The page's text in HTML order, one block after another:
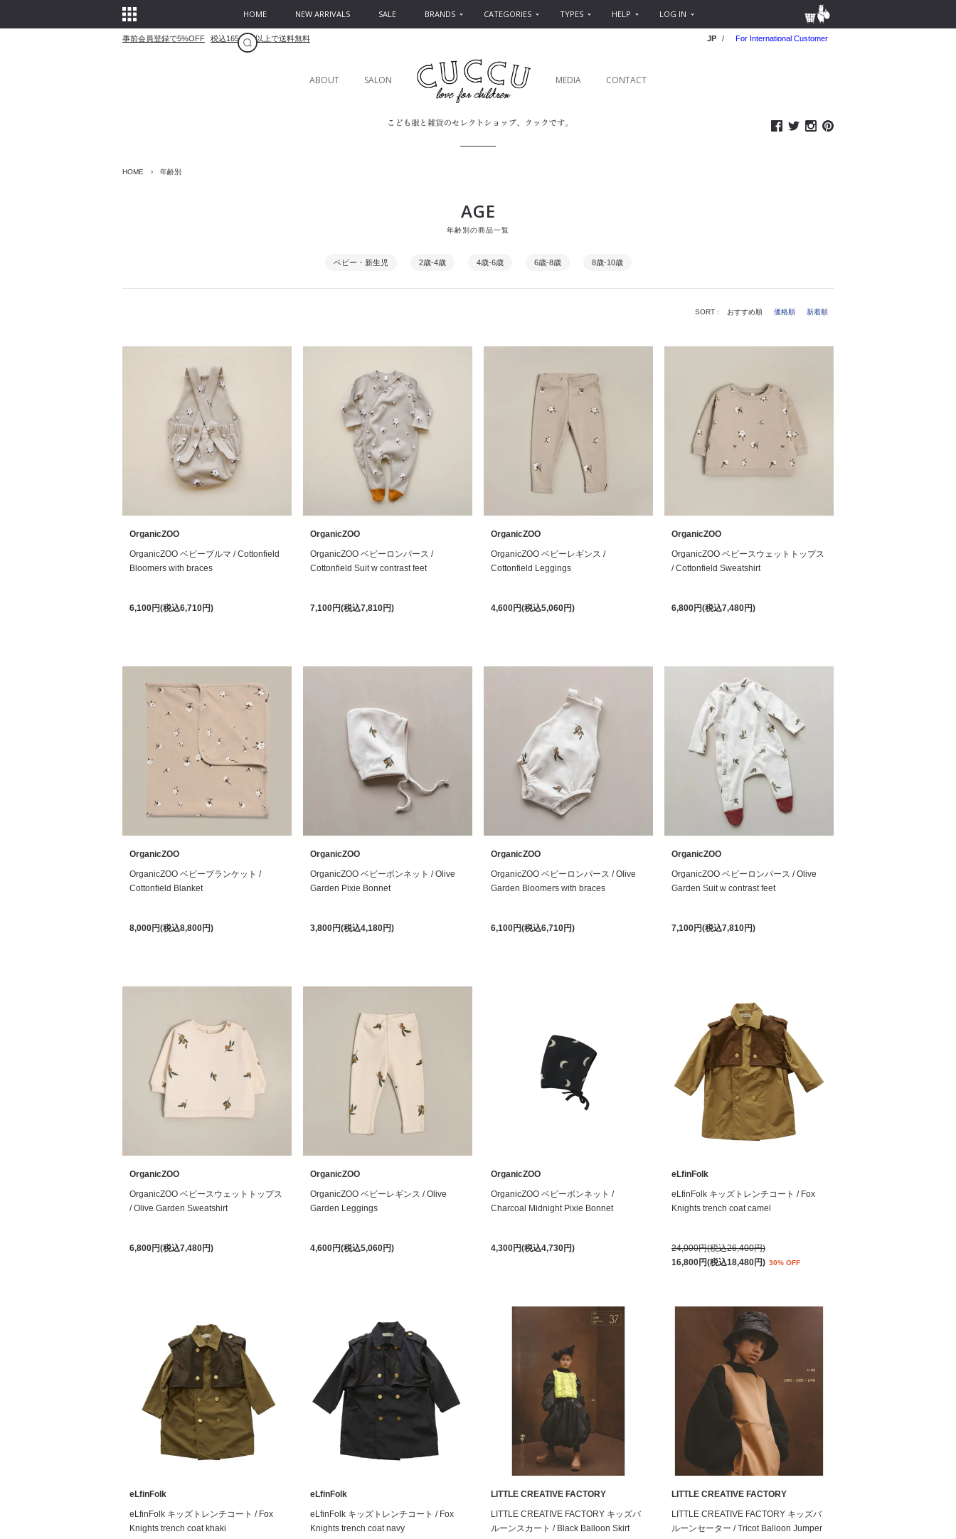
HOME NEW ARRIVALS SALE BRANDS CATEGORIES TYPES HELP LOG IN
事前会員登録で5%OFF 税込16500円以上で送料無料 JP / For International Customer
ABOUT SALON MEDIA CONTACT
HOME › 年齢別
AGE
年齢別の商品一覧
ベビー・新生児 2歳-4歳 4歳-6歳 6歳-8歳 8歳-10歳
SORT : おすすめ順 価格順 新着順
OrganicZOO
OrganicZOO ベビーブルマ / Cottonfield
Bloomers with braces
6,100円(税込6,710円)
OrganicZOO
OrganicZOO ベビーロンパース /
Cottonfield Suit w contrast feet
7,100円(税込7,810円)
OrganicZOO
OrganicZOO ベビーレギンス /
Cottonfield Leggings
4,600円(税込5,060円)
OrganicZOO
OrganicZOO ベビースウェットトップス
/ Cottonfield Sweatshirt
6,800円(税込7,480円)
OrganicZOO
OrganicZOO ベビーブランケット /
Cottonfield Blanket
8,000円(税込8,800円)
OrganicZOO
OrganicZOO ベビーボンネット / Olive
Garden Pixie Bonnet
3,800円(税込4,180円)
OrganicZOO
OrganicZOO ベビーロンパース / Olive
Garden Bloomers with braces
6,100円(税込6,710円)
OrganicZOO
OrganicZOO ベビーロンパース / Olive
Garden Suit w contrast feet
7,100円(税込7,810円)
OrganicZOO
OrganicZOO ベビースウェットトップス
/ Olive Garden Sweatshirt
6,800円(税込7,480円)
OrganicZOO
OrganicZOO ベビーレギンス / Olive
Garden Leggings
4,600円(税込5,060円)
OrganicZOO
OrganicZOO ベビーボンネット /
Charcoal Midnight Pixie Bonnet
4,300円(税込4,730円)
eLfinFolk
eLfinFolk キッズトレンチコート / Fox
Knights trench coat camel
24,000円(税込26,400円)
16,800円(税込18,480円) 30% OFF
eLfinFolk
eLfinFolk キッズトレンチコート / Fox
Knights trench coat khaki
eLfinFolk
eLfinFolk キッズトレンチコート / Fox
Knights trench coat navy
LITTLE CREATIVE FACTORY
LITTLE CREATIVE FACTORY キッズバ
ルーンスカート / Black Balloon Skirt
LITTLE CREATIVE FACTORY
LITTLE CREATIVE FACTORY キッズバ
ルーンセーター / Tricot Balloon Jumper